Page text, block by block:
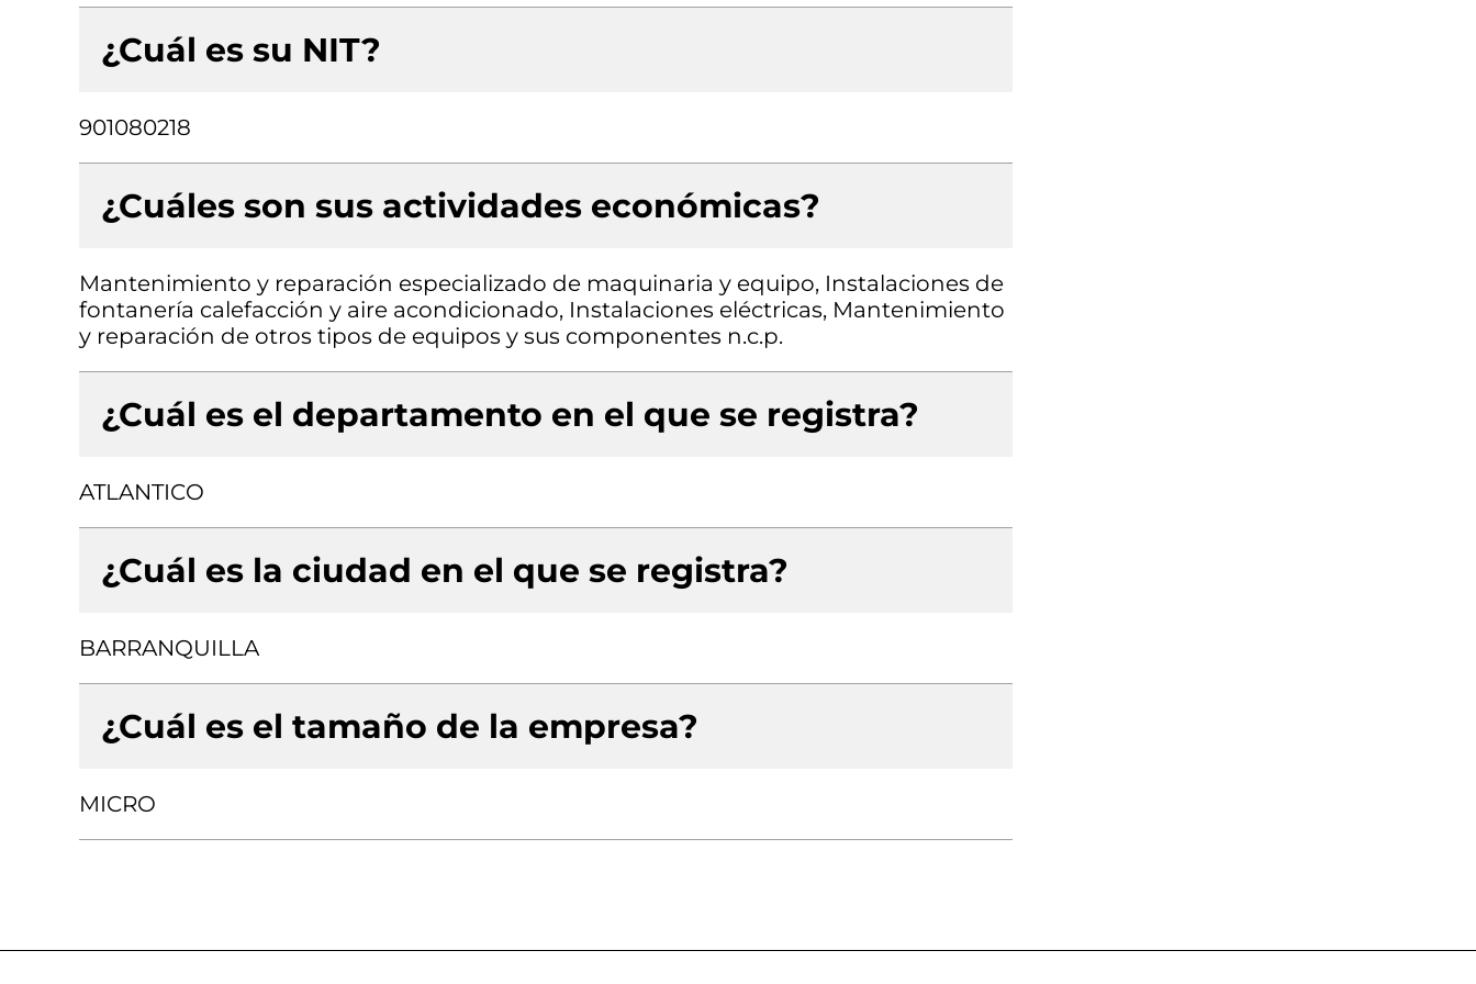
¿Cuál es su NIT?
901080218
¿Cuáles son sus actividades económicas?
Mantenimiento y reparación especializado de maquinaria y equipo, Instalaciones de
fontanería calefacción y aire acondicionado, Instalaciones eléctricas, Mantenimiento
y reparación de otros tipos de equipos y sus componentes n.c.p.
¿Cuál es el departamento en el que se registra?
ATLANTICO
¿Cuál es la ciudad en el que se registra?
BARRANQUILLA
¿Cuál es el tamaño de la empresa?
MICRO